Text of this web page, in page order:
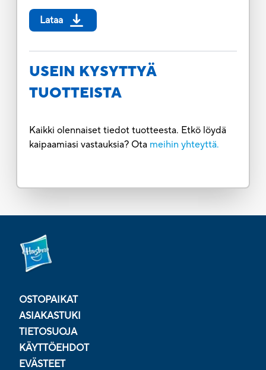
Lataa
USEIN KYSYTTYÄ
TUOTTEISTA
Kaikki olennaiset tiedot tuotteesta. Etkö löydä
kaipaamiasi vastauksia? Ota meihin yhteyttä.
OSTOPAIKAT
ASIAKASTUKI
TIETOSUOJA
KÄYTTÖEHDOT
EVÄSTEET